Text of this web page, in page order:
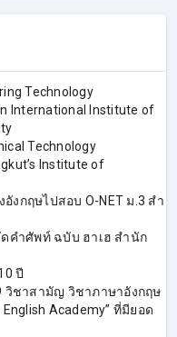
Technology
International Institute of
Technology
Institute of
งกฤษไปสอบ O-NET ม.3 สํา
คําศัพท์ ฉบับ ฮาเฮ สำนัก
ปี
วิชาสามัญ วิชาภาษาอังกฤษ
English Academy” ที่มียอด